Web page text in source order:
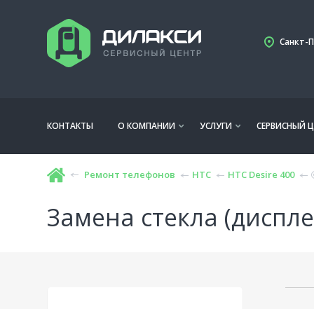
Санкт-
КОНТАКТЫ О КОМПАНИИ УСЛУГИ СЕРВИСНЫЙ
Ремонт телефонов HTC HTC Desire 400
Замена стекла